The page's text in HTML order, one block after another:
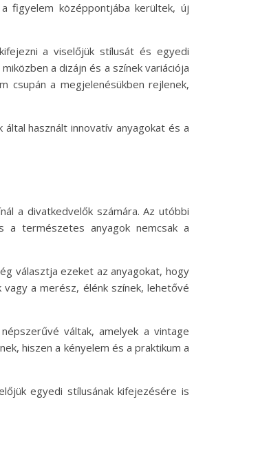
figyelem középpontjába kerültek, új
a viselőjük stílusát és egyedi
a dizájn és a színek variációja
csupán a megjelenésükben rejlenek,
használt innovatív anyagokat és a
a divatkedvelők számára. Az utóbbi
természetes anyagok nemcsak a
választja ezeket az anyagokat, hogy
a merész, élénk színek, lehetővé
váltak, amelyek a vintage
hiszen a kényelem és a praktikum a
egyedi stílusának kifejezésére is